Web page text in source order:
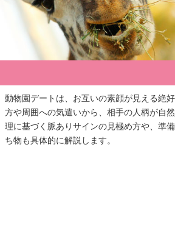
動物園デートは、お互いの素顔が見える絶
方や周囲への気遣いから、相手の人柄が自
理に基づく脈ありサインの見極め方や、準
ち物も具体的に解説します。